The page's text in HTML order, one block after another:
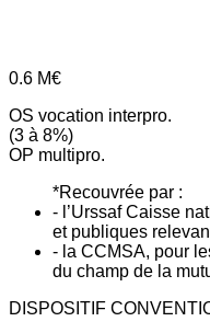
0.6 M€
OS vocation interpro.
(3 à 8%)
OP multipro.
*Recouvrée par :
- l’Urssaf Caisse
et publiques
- la CCMSA, pour
du champ de la
DISPOSITIF